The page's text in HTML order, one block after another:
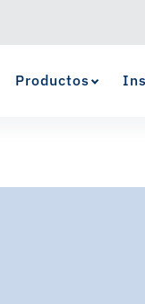
Productos